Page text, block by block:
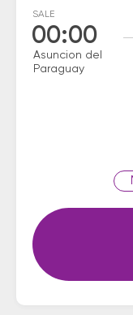
SALE
00:00
Asuncion del
Paraguay